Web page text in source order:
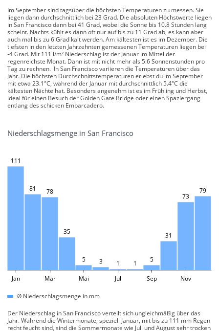
Im September sind tagsüber die höchsten Temperaturen zu messen. Sie
liegen dann durchschnittlich bei 23 Grad. Die absoluten Höchstwerte liegen
in San Francisco dann bei 41 Grad, wobei die Sonne bis 10.8 Stunden lang
scheint. Nachts kühlt es dann oft nur auf bis zu 11 Grad ab, es kann aber
auch mal bis zu 6 Grad kalt werden. Am kältesten ist es im Dezember. Die
tiefsten in den letzten Jahrzehnten gemessenen Temperaturen liegen bei
-4 Grad. Mit 111 l/m² Niederschlag ist der Januar im Mittel der
regenreichste Monat. Dann ist mit nicht mehr als 5.6 Sonnenstunden pro
Tag zu rechnen. In San Francisco variieren die Temperaturen über das
Jahr. Die höchsten Durchschnittstemperaturen erlebst du im September
mit etwa 23.1°C, während der Januar mit durchschnittlich 5.4°C die
kältesten Nächte hat. Besonders angenehm ist es im Frühling und Herbst,
ideal für einen Besuch der Golden Gate Bridge oder einen Spaziergang
entlang des schicken Embarcadero.
Niederschlagsmenge in San Francisco
111
81 78
35
5 3 1 1 5
31
73
79
Jan Mar Mai Jul Sep Nov
Ø Niederschlagsmenge in mm
Der Niederschlag in San Francisco verteilt sich ungleichmäßig über das
Jahr. Während die Wintermonate, speziell Januar, mit bis zu 111 mm Regen
recht feucht sind, sind die Sommermonate wie Juli und August sehr trocken